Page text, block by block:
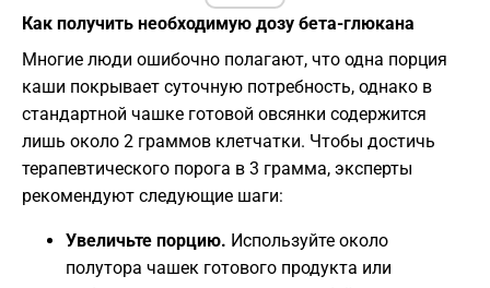
​Как получить необходимую дозу бета-глюкана
​Многие люди ошибочно полагают, что одна порция
каши покрывает суточную потребность, однако в
стандартной чашке готовой овсянки содержится
лишь около 2 граммов клетчатки. Чтобы достичь
терапевтического порога в 3 грамма, эксперты
рекомендуют следующие шаги:
Увеличьте порцию. Используйте около
полутора чашек готового продукта или